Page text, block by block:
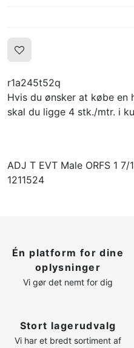
r1a245t52q
Hvis du ønsker at købe en
skal du ligge 4 stk./mtr. i
ADJ T EVT Male ORFS 1 7/
1211524
Én platform for dine
oplysninger
Vi gør det nemt for dig
Stort lagerudvalg
Vi har et bredt sortiment af